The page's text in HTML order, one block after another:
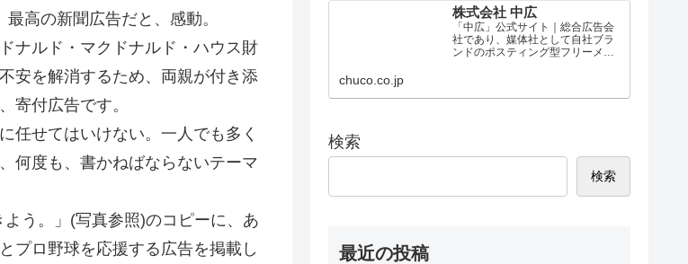
高の新聞広告だと、感動。
ナルド・マクドナルド・ハウス財
安を解消するため、両親が付き添
寄付広告です。
任せてはいけない。一人でも多く
何度も、書かねばならないテーマ
う。」(写真参照)のコピーに、あ
プロ野球を応援する広告を掲載し
株式会社 中広
「中広」公式サイト｜総合広告会
社であり、媒体社として自社ブラ
ンドのポスティング型フリーメデ
chuco.co.jp
検索
検索
最近の投稿